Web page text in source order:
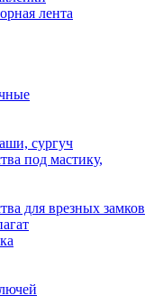
лента
сургуч
под мастику,
для врезных замков